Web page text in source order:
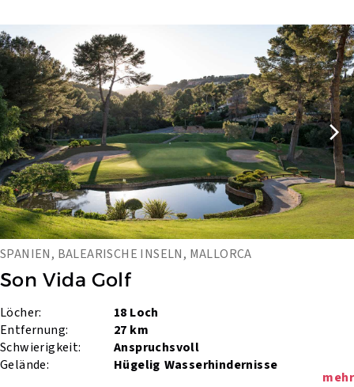
SPANIEN, BALEARISCHE INSELN, MALLORCA
Son Vida Golf
Löcher:
18 Loch
Entfernung:
27 km
Schwierigkeit:
Anspruchsvoll
Gelände:
Hügelig Wasserhindernisse
mehr